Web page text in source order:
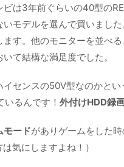
ビは3年前ぐらいの40型の
モデルを選んで買いまし
ます。他のモニターを並べ
て結構な満足度でした。
イセンスの50V型なのかと
いるんです！ 外付けHDD録
モードがありゲームをした
気にしますよね！）